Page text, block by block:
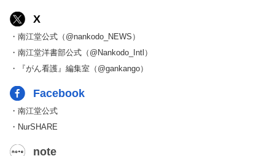
X
・南江堂公式（@nankodo_NEWS）
・南江堂洋書部公式（@Nankodo_Intl）
・『がん看護』編集室（@gankango）
Facebook
・南江堂公式
・NurSHARE
note